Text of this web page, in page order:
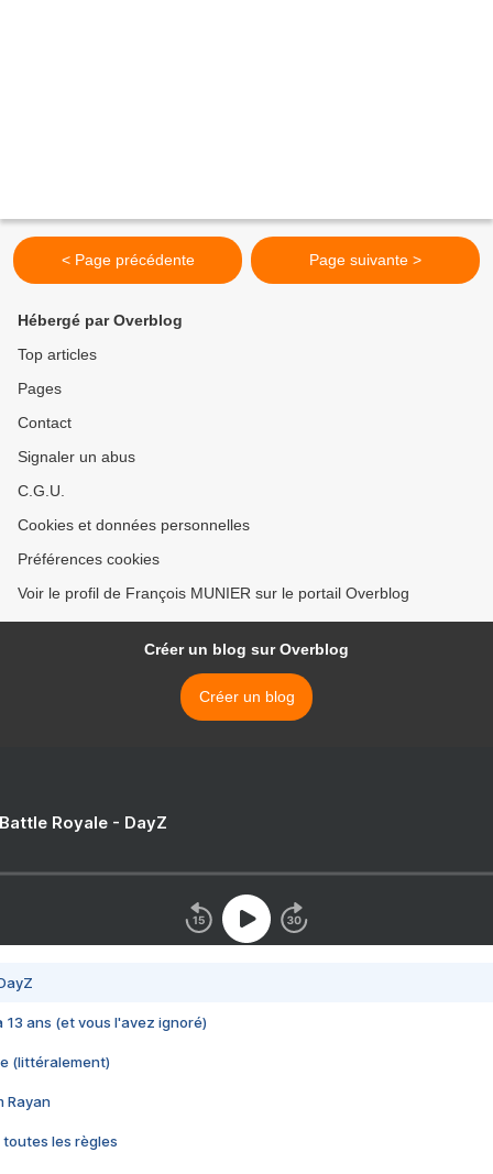
< Page précédente Page suivante >
Hébergé par Overblog
Top articles
Pages
Contact
Signaler un abus
C.G.U.
Cookies et données personnelles
Préférences cookies
Voir le profil de François MUNIER sur le portail Overblog
Créer un blog sur Overblog
Créer un blog
Royale - DayZ
13 ans (et vous l'avez ignoré)
(littéralement)
Rayan
toutes les règles